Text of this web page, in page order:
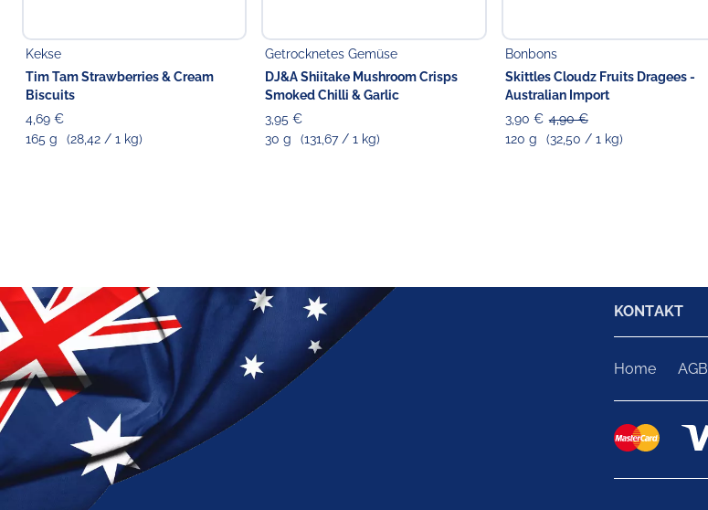
Kekse
Tim Tam Strawberries & Cream
Biscuits
4,69 €
165 g
(28,42 / 1 kg)
Getrocknetes Gemüse
DJ&A Shiitake Mushroom Crisps
Smoked Chilli & Garlic
3,95 €
30 g
(131,67 / 1 kg)
Bonbons
Skittles Cloudz Fruits Dragees -
Australian Import
3,90 € 4,90 €
120 g
(32,50 / 1 kg)
KONTAKT
Home AGB